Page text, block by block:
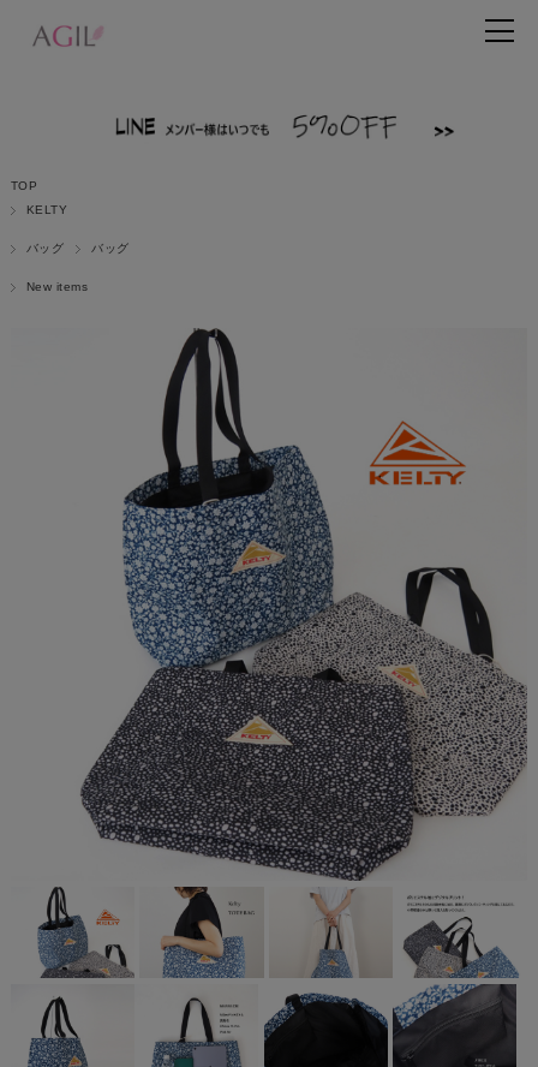
TOP
KELTY
バッグ バッグ
New items